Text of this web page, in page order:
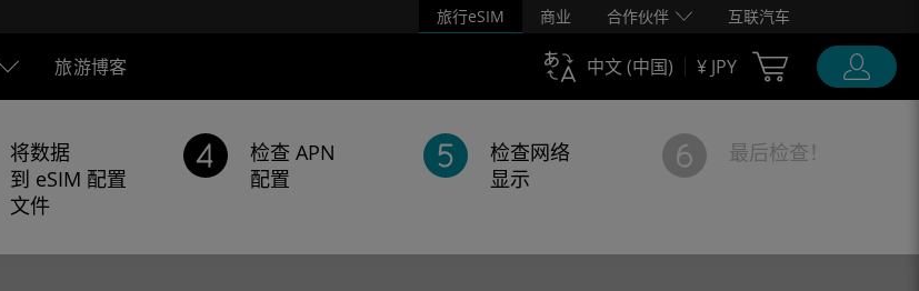
旅行eSIM 商业 合作伙伴 互联汽车
旅游博客 中文 (中国) ¥ JPY Cart Ubigi
将数据
到 eSIM 配置
文件
检查 APN
配置
检查网络
显示
最后检查！